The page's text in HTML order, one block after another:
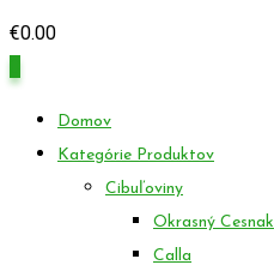
€0.00
Domov
Kategórie Produktov
Cibuľoviny
Okrasný Cesnak
Calla